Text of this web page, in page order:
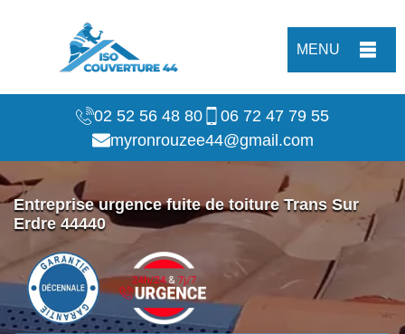
MENU
02 52 56 48 80
06 72 47 79 55
myronrouzee44@gmail.com
Entreprise urgence fuite de toiture Trans Sur
Erdre 44440